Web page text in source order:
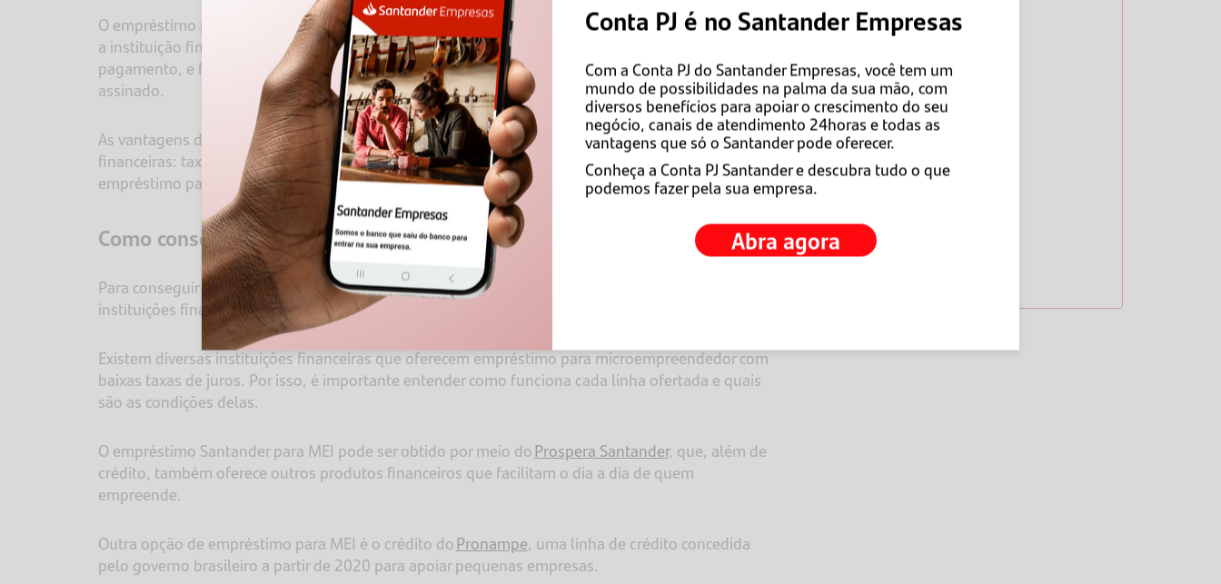
O empréstimo para MEI funciona da mesma forma como outros tipos de empréstimo: você procura
a instituição financeira, avalia as condições para empréstimo, como taxas envolvidas e prazos de
pagamento, e faz o pedido de empréstimo. Depois, é preciso pagá-lo de acordo com o contratado
assinado.
As vantagens de pedir um empréstimo sendo MEI são as condições oferecidas pelas instituições
financeiras: taxas de juros diferenciadas e condições de pagamento são algumas das vantagens do
empréstimo para microempreendedores individuais.
Como conseguir empréstimo para MEI?
Para conseguir um empréstimo para MEI, é necessário verificar as opções disponíveis nas
instituições financeiras e ver qual atende melhor as suas necessidades.
Existem diversas instituições financeiras que oferecem empréstimo para microempreendedor com
baixas taxas de juros. Por isso, é importante entender como funciona cada linha ofertada e quais
são as condições delas.
O empréstimo Santander para MEI pode ser obtido por meio doProspera Santander, que, além de
crédito, também oferece outros produtos financeiros que facilitam o dia a dia de quem
empreende.
Outra opção de empréstimo para MEI é o crédito doPronampe, uma linha de crédito concedida
pelo governo brasileiro a partir de 2020 para apoiar pequenas empresas.
Conta PJ é no Santander Empresas
Com a Conta PJ do Santander Empresas, você tem um
mundo de possibilidades na palma da sua mão, com
diversos benefícios para apoiar o crescimento do seu
negócio, canais de atendimento 24horas e todas as
vantagens que só o Santander pode oferecer.
Conheça a Conta PJ Santander e descubra tudo o que
podemos fazer pela sua empresa.
Abra agora